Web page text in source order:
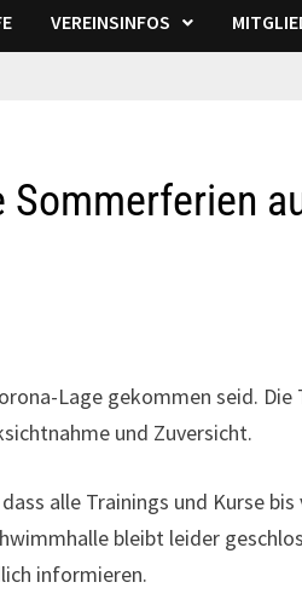
VEREINSINFOS
Sommerferien
Lage gekommen seid.
und Zuversicht.
alle Trainings und Kurse
bleibt leider
informieren.